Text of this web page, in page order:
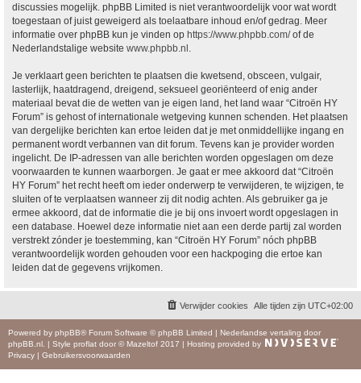
discussies mogelijk. phpBB Limited is niet verantwoordelijk voor wat wordt
toegestaan of juist geweigerd als toelaatbare inhoud en/of gedrag. Meer
informatie over phpBB kun je vinden op https://www.phpbb.com/of de
Nederlandstalige website www.phpbb.nl .
Je verklaart geen berichten te plaatsen die kwetsend, obsceen, vulgair,
lasterlijk, haatdragend, dreigend, seksueel georiënteerd of enig ander
materiaal bevat die de wetten van je eigen land, het land waar “Citroën HY
Forum” is gehost of internationale wetgeving kunnen schenden. Het plaatsen
van dergelijke berichten kan ertoe leiden dat je met onmiddellijke ingang en
permanent wordt verbannen van dit forum. Tevens kan je provider worden
ingelicht. De IP-adressen van alle berichten worden opgeslagen om deze
voorwaarden te kunnen waarborgen. Je gaat er mee akkoord dat “Citroën
HY Forum” het recht heeft om ieder onderwerp te verwijderen, te wijzigen, te
sluiten of te verplaatsen wanneer zij dit nodig achten. Als gebruiker ga je
ermee akkoord, dat de informatie die je bij ons invoert wordt opgeslagen in
een database. Hoewel deze informatie niet aan een derde partij zal worden
verstrekt zónder je toestemming, kan “Citroën HY Forum” nóch phpBB
verantwoordelijk worden gehouden voor een hackpoging die ertoe kan
leiden dat de gegevens vrijkomen.
Alle tijden zijn UTC+02:00
Verwijder cookies
Powered by phpBB® Forum Software © phpBB Limited | Nederlandse vertaling door
phpBB.nl
| Style proflat door © Mazeltof 2017 | Hosting provided by
Privacy
Gebruikersvoorwaarden